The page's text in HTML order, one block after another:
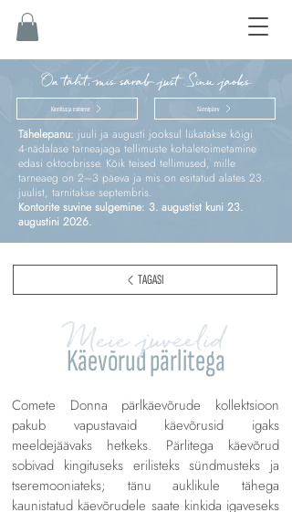
On täht, mis särab just Sinu jaoks
Kinnitus ja esimene Sünnipäev
Tähelepanu: juuli ja augusti jooksul lükatakse kõigi
4‑nädalase tarneajaga tellimuste kohaletoimetamine
edasi oktoobrisse. Kõik teised tellimused, mille
tarneaeg on 2–3 päeva ja mis on esitatud alates 23.
juulist, tarnitakse septembris.
Kontorite suvine sulgemine: 3. augustist kuni 23.
augustini 2026.
TAGASI
Käevõrud pärlitega
Meie juveelid
Comete Donna pärlkäevõrude kollektsioon
pakub vapustavaid käevõrusid igaks
meeldejäävaks hetkeks. Pärlitega käevõrud
sobivad kingituseks erilisteks sündmusteks ja
tseremooniateks; tänu auklikule tähega
kaunistatud käevõrudele saate kinkida igaveseks